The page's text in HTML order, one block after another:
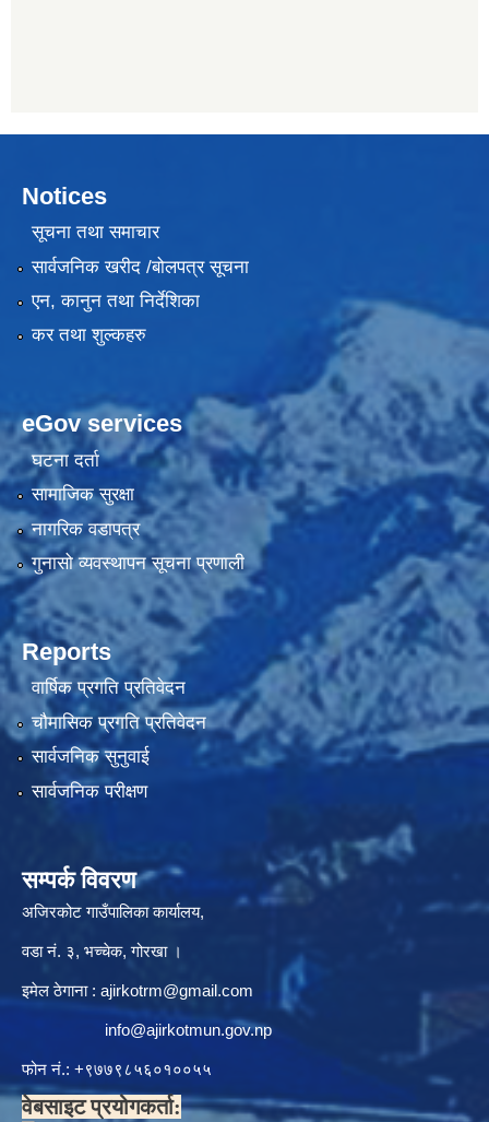
Notices
सूचना तथा समाचार
सार्वजनिक खरीद /बोलपत्र सूचना
एन, कानुन तथा निर्देशिका
कर तथा शुल्कहरु
eGov services
घटना दर्ता
सामाजिक सुरक्षा
नागरिक वडापत्र
गुनासो व्यवस्थापन सूचना प्रणाली
Reports
वार्षिक प्रगति प्रतिवेदन
चौमासिक प्रगति प्रतिवेदन
सार्वजनिक सुनुवाई
सार्वजनिक परीक्षण
सम्पर्क विवरण
अजिरकोट गाउँपालिका कार्यालय,
वडा नं. ३, भच्चेक, गोरखा ।
इमेल ठेगाना : ajirkotrm@gmail.com
info@ajirkotmun.gov.np
फोन नं.: ‍‌+९७७९८५६०१००५५
वेबसाइट प्रयोगकर्ता: